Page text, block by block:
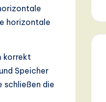
horizontale
korrekt
Speicher
schließen die